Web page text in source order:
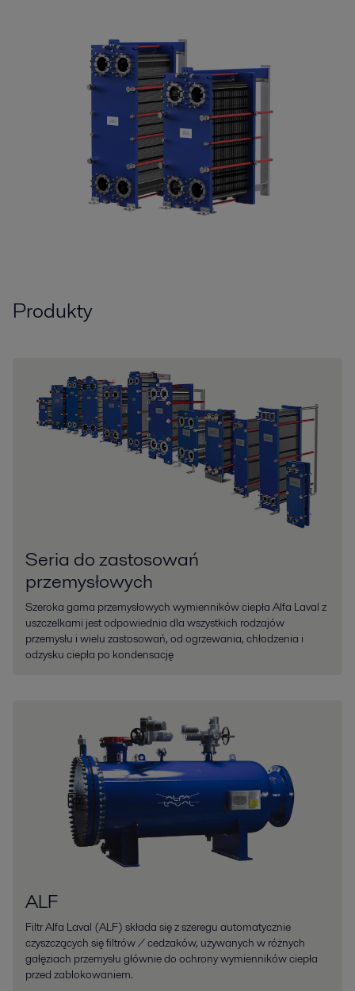
Produkty
Seria do zastosowań
przemysłowych
Szeroka gama przemysłowych wymienników ciepła Alfa Laval z
uszczelkami jest odpowiednia dla wszystkich rodzajów
przemysłu i wielu zastosowań, od ogrzewania, chłodzenia i
odzysku ciepła po kondensację
ALF
Filtr Alfa Laval (ALF) składa się z szeregu automatycznie
czyszczących się filtrów / cedzaków, używanych w różnych
gałęziach przemysłu głównie do ochrony wymienników ciepła
przed zablokowaniem.